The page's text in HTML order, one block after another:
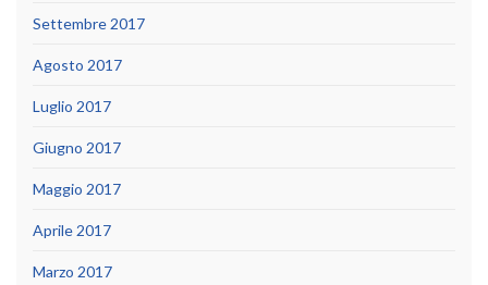
Settembre 2017
Agosto 2017
Luglio 2017
Giugno 2017
Maggio 2017
Aprile 2017
Marzo 2017